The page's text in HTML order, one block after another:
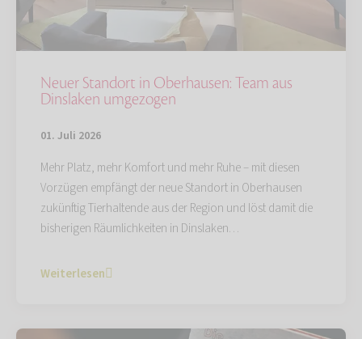
Neuer Standort in Oberhausen: Team aus
Dinslaken umgezogen
01. Juli 2026
Mehr Platz, mehr Komfort und mehr Ruhe – mit diesen
Vorzügen empfängt der neue Standort in Oberhausen
zukünftig Tierhaltende aus der Region und löst damit die
bisherigen Räumlichkeiten in Dinslaken…
Weiterlesen